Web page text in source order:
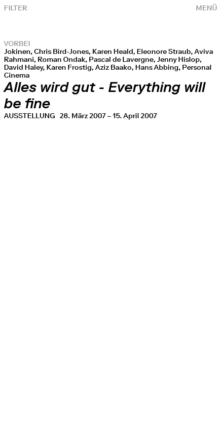
MENÜ
FILTER
VORBEI
Jokinen, Chris Bird-Jones, Karen Heald, Eleonore Straub, Aviva
Rahmani, Roman Ondak, Pascal de Lavergne, Jenny Hislop,
David Haley, Karen Frostig, Aziz Baako, Hans Abbing, Personal
Cinema
Alles wird gut - Everything will
be fine
AUSSTELLUNG 28. März 2007 – 15. April 2007